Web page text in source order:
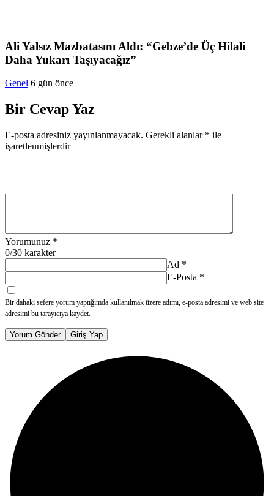
Ali Yalsız Mazbatasını Aldı: “Gebze’de Üç Hilali
Daha Yukarı Taşıyacağız”
Genel 6 gün önce
Bir Cevap Yaz
E-posta adresiniz yayınlanmayacak. Gerekli alanlar * ile
işaretlenmişlerdir
Yorumunuz *
0/30 karakter
Ad *
E-Posta *
Bir dahaki sefere yorum yaptığımda kullanılmak üzere adımı, e-posta adresimi ve web site
adresimi bu tarayıcıya kaydet.
Yorum Gönder Giriş Yap